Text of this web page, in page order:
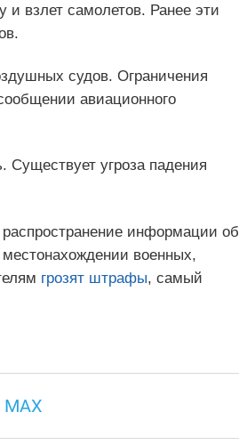
и взлет самолетов. Ранее эти
судов. Ограничения
авиационного
Существует угроза падения
информации об
военных,
грозят штрафы, самый
MAX